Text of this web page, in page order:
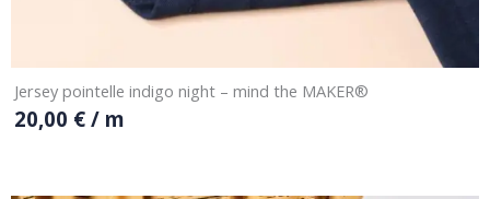
Jersey pointelle indigo night – mind the MAKER®
20,00 €/ m